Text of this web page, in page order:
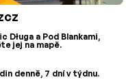
Długa a Pod Blankami,
jej na mapě.
denně, 7 dní v týdnu.